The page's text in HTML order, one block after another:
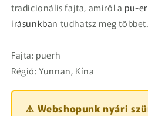
tradicionális fajta, amiről a pu-
írásunkban tudhatsz meg többet.
Fajta: puerh
Régió: Yunnan, Kína
⚠️ Webshopunk nyári